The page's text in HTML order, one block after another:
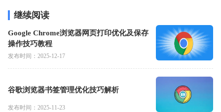
继续阅读
Google Chrome浏览器网页打印优化及保存
操作技巧教程
发布时间：2025-12-17
谷歌浏览器书签管理优化技巧解析
发布时间：2025-11-23